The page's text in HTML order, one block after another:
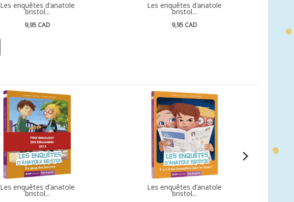
Les enquêtes d'anatole
bristol...
9,95 CAD
Les enquêtes d'anatole
bristol...
9,95 CAD
Les enquêtes d'anatole
bristol...
Les enquêtes d'anatole
bristol...